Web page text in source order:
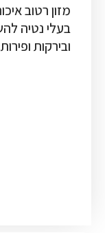
מזון רטוב
בעלי נטיה
ובירקות